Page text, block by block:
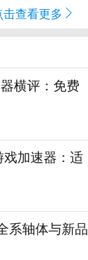
击查看更多
横评：免费
加速器：适
系轴体与新品